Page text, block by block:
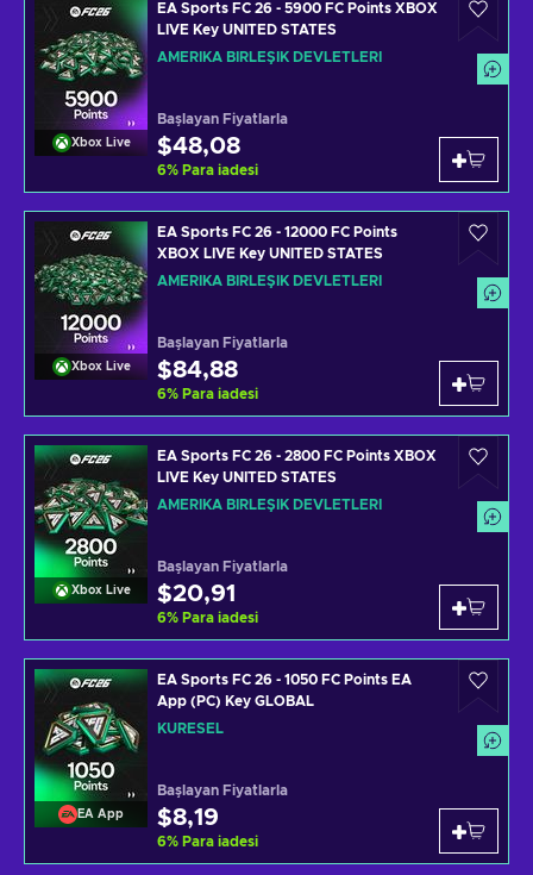
Xbox Live
EA Sports FC 26 - 5900 FC Points XBOX
LIVE Key UNITED STATES
AMERIKA BIRLEŞIK DEVLETLERI
Başlayan Fiyatlarla
$48,08
6% Para iadesi
Xbox Live
EA Sports FC 26 - 12000 FC Points
XBOX LIVE Key UNITED STATES
AMERIKA BIRLEŞIK DEVLETLERI
Başlayan Fiyatlarla
$84,88
6% Para iadesi
Xbox Live
EA Sports FC 26 - 2800 FC Points XBOX
LIVE Key UNITED STATES
AMERIKA BIRLEŞIK DEVLETLERI
Başlayan Fiyatlarla
$20,91
6% Para iadesi
EA App
EA Sports FC 26 - 1050 FC Points EA
App (PC) Key GLOBAL
KÜRESEL
Başlayan Fiyatlarla
$8,19
6% Para iadesi